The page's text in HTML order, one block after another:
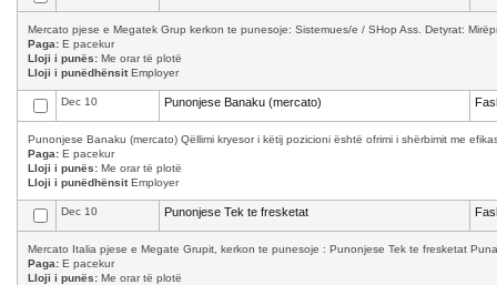
Mercato pjese e Megatek Grup kerkon te punesoje: Sistemues/e / SHop Ass. Detyrat:
Paga: E pacekur
Lloji i punës: Me orar të plotë
Lloji i punëdhënsitEmployer
Dec 10 Punonjese Banaku (mercato)
Punonjese Banaku (mercato) Qëllimi kryesor i këtij pozicioni është ofrimi i shërbimit me
Paga: E pacekur
Lloji i punës: Me orar të plotë
Lloji i punëdhënsitEmployer
Dec 10 Punonjese Tek te fresketat
Mercato Italia pjese e Megate Grupit, kerkon te punesoje : Punonjese Tek te fresketat
Paga: E pacekur
Lloji i punës: Me orar të plotë